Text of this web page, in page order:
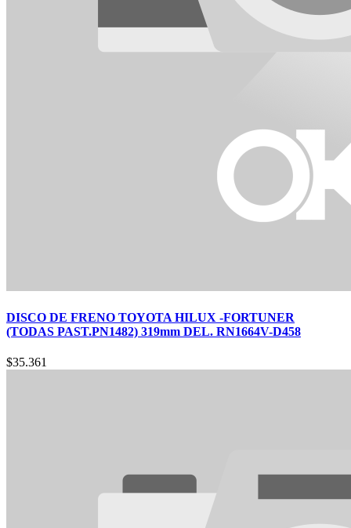
DISCO DE FRENO TOYOTA HILUX -FORTUNER
(TODAS PAST.PN1482) 319mm DEL. RN1664V-D458
$35.361